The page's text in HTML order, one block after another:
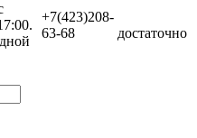
+7(423)208-
63-68
достаточно